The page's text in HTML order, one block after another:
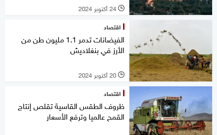
l 24 أكتوبر 2024
اقتصاد
الفيضانات تدمر 1.1 مليون طن من
الأرز في بنغلاديش
l 20 أكتوبر 2024
اقتصاد
ظروف الطقس القاسية تقلص إنتاج
القمح عالميا وترفع الأسعار